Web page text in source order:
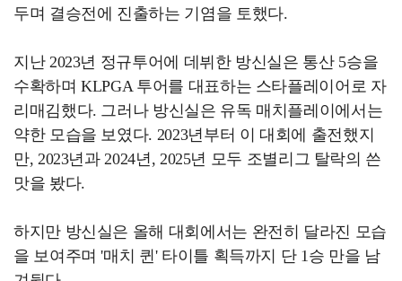
두며 결승전에 진출하는 기염을 토했다.
지난 2023년 정규투어에 데뷔한 방신실은 통산 5승을
수확하며 KLPGA 투어를 대표하는 스타플레이어로 자
리매김했다. 그러나 방신실은 유독 매치플레이에서는
약한 모습을 보였다. 2023년부터 이 대회에 출전했지
만, 2023년과 2024년, 2025년 모두 조별리그 탈락의 쓴
맛을 봤다.
하지만 방신실은 올해 대회에서는 완전히 달라진 모습
을 보여주며 '매치 퀸' 타이틀 획득까지 단 1승 만을 남